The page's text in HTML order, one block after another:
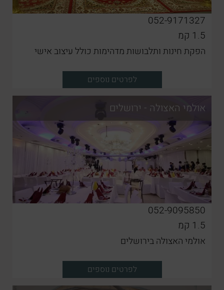
052-9171327
1.5 קמ
הפקת חינות ותלבושות מדהימות כולל עיצוב אישי
לפרטים נוספים
אולמי האצולה - ירושלים
052-9095850
1.5 קמ
אולמי האצולה בירושלים
לפרטים נוספים